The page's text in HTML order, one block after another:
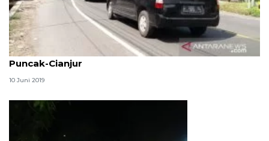
H+5 arus kendaraan kembali meningkat di Jalur
Puncak-Cianjur
10 Juni 2019